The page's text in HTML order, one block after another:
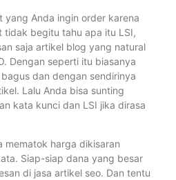
yang Anda ingin order karena
tidak begitu tahu apa itu LSI,
saja artikel blog yang natural
Dengan seperti itu biasanya
dan dengan sendirinya
Lalu Anda bisa sunting
kata kunci dan LSI jika dirasa
mematok harga dikisaran
Siap-siap dana yang besar
di jasa artikel seo. Dan tentu